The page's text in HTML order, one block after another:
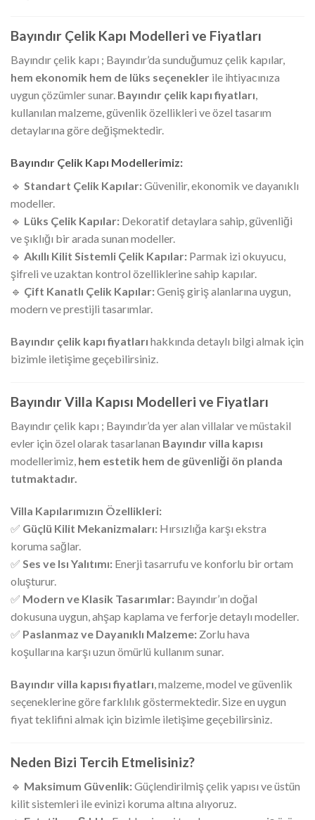
Bayındır Çelik Kapı Modelleri ve Fiyatları
Bayındır çelik kapı ; Bayındır’da sunduğumuz çelik kapılar,
hem ekonomik hem de lüks seçenekler ile ihtiyacınıza
uygun çözümler sunar. Bayındır çelik kapı fiyatları,
kullanılan malzeme, güvenlik özellikleri ve özel tasarım
detaylarına göre değişmektedir.
Bayındır Çelik Kapı Modellerimiz:
🔹 Standart Çelik Kapılar:Güvenilir, ekonomik ve dayanıklı
modeller.
🔹 Lüks Çelik Kapılar: Dekoratif detaylara sahip, güvenliği
ve şıklığı bir arada sunan modeller.
🔹 Akıllı Kilit Sistemli Çelik Kapılar: Parmak izi okuyucu,
şifreli ve uzaktan kontrol özelliklerine sahip kapılar.
🔹 Çift Kanatlı Çelik Kapılar:Geniş giriş alanlarına uygun,
modern ve prestijli tasarımlar.
Bayındır çelik kapı fiyatları hakkında detaylı bilgi almak için
bizimle iletişime geçebilirsiniz.
Bayındır Villa Kapısı Modelleri ve Fiyatları
Bayındır çelik kapı ; Bayındır’da yer alan villalar ve müstakil
evler için özel olarak tasarlanan Bayındır villa kapısı
modellerimiz, hem estetik hem de güvenliği ön planda
tutmaktadır.
Villa Kapılarımızın Özellikleri:
✅ Güçlü Kilit Mekanizmaları: Hırsızlığa karşı ekstra
koruma sağlar.
✅ Ses ve Isı Yalıtımı: Enerji tasarrufu ve konforlu bir ortam
oluşturur.
✅ Modern ve Klasik Tasarımlar: Bayındır’ın doğal
dokusuna uygun, ahşap kaplama ve ferforje detaylı modeller.
✅ Paslanmaz ve Dayanıklı Malzeme: Zorlu hava
koşullarına karşı uzun ömürlü kullanım sunar.
Bayındır villa kapısı fiyatları, malzeme, model ve güvenlik
seçeneklerine göre farklılık göstermektedir. Size en uygun
fiyat teklifini almak için bizimle iletişime geçebilirsiniz.
Neden Bizi Tercih Etmelisiniz?
🔹 Maksimum Güvenlik:Güçlendirilmiş çelik yapısı ve üstün
kilit sistemleri ile evinizi koruma altına alıyoruz.